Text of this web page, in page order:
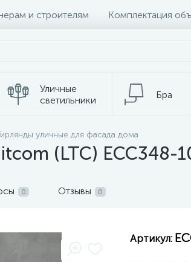
и строителям Комплектация
Уличные
светильники
Бра
системы Настольные
уличные для фасада дома
(LTC) ECC348-
0 Отзывы 0
Артикул: